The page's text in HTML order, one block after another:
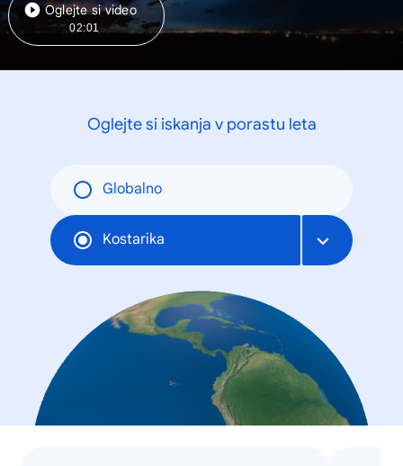
Oglejte si video
02:01
Oglejte si iskanja v porastu leta
Globalno
Kostarika